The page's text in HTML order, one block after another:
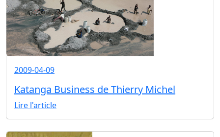
2009-04-09
Katanga Business de Thierry Michel
Lire l'article